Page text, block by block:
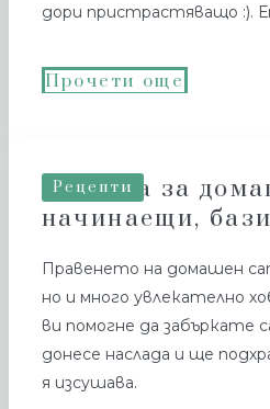
дори пристрастяващо :).
Прочети още
Рецепти
Рецепта за
начинаещи,
Правенето на домашен
но и много увлекателно
ви помогне да забъркате
донесе наслада и ще
я изсушава.